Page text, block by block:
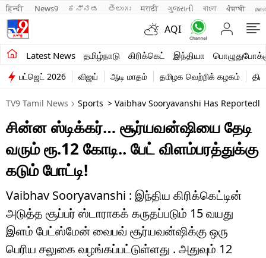
हिन्दी News9 ಕನ್ನಡ తెలుగు मराठी ગુજરાતી বাংলা ਪੰਜਾਬੀ
AQI
Latest News தமிழ்நாடு கிரிக்கெட் இந்தியா
சமீபத்திய செய்திகள்
தமிழ்நாடு
இந்தியா
உலகம்
விளையாட்டு
பொழுதுபோக்கு
லைஃப்ஸ்டைல்
வணிகம்
பட்ஜெட் 2026 விஜய் ஆடி மாதம் தமிழக வெற்றிக் கழகம்
TV9 Tamil News Sports > Vaibhav Sooryavanshi Has
சின்ன ஸ்டிக்கர்… சூர்யவன்ஷியை தேடி
வரும் ரூ.12 கோடி.. பேட் விளம்பரத்துக்கு
கடும் போட்டி!
Vaibhav Sooryavanshi : இந்திய கிரிக்கெட்டின்
அடுத்த சூப்பர் ஸ்டாராகக் கருதப்படும் 15 வயது
இளம் பேட்ஸ்மேன் வைபவ் சூர்யவன்ஷிக்கு ஒரு
பெரிய சலுகை வழங்கப்பட்டுள்ளது . அதுவும் 12